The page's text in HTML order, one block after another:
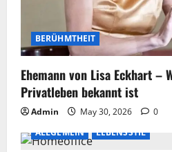
BERÜHMTHEIT
Ehemann von Lisa Eckhart –
Privatleben bekannt ist
Admin May 30, 2026
0
ALLGEMEIN
LEBENSSTIL